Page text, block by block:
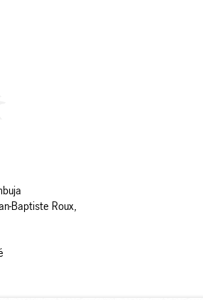
Baptiste Roux,